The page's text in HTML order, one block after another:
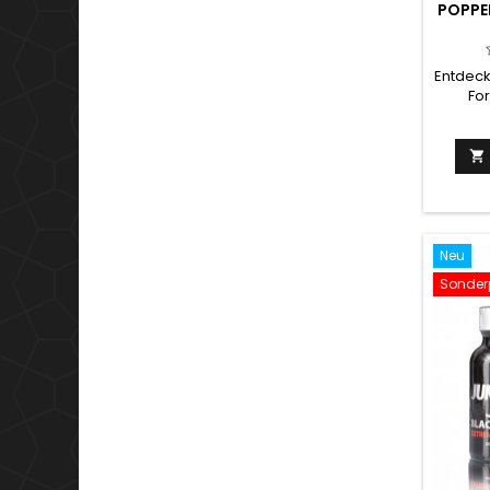
Kraft
einen

Neu